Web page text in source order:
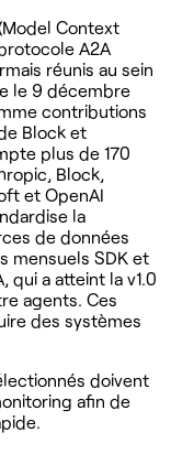
Context
A2A
réunis au sein
le 9 décembre
contributions
Block et
plus de 170
Block,
et OpenAI
la
de données
mensuels SDK et
qui a atteint la v1.0
agents. Ces
des systèmes
doivent
afin de